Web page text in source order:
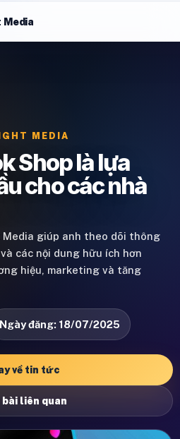
MEDIA
Shop là lựa
cho các nhà
giúp anh theo dõi thông
các nội dung hữu ích hơn
hiệu, marketing và tăng
Ngày đăng: 18/07/2025
về tin tức
bài liên quan